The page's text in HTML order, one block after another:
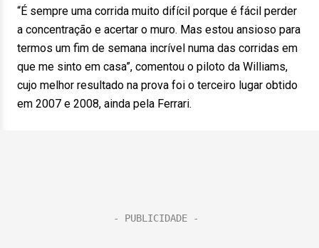
“É sempre uma corrida muito difícil porque é fácil perder
a concentração e acertar o muro. Mas estou ansioso para
termos um fim de semana incrível numa das corridas em
que me sinto em casa”, comentou o piloto da Williams,
cujo melhor resultado na prova foi o terceiro lugar obtido
em 2007 e 2008, ainda pela Ferrari.